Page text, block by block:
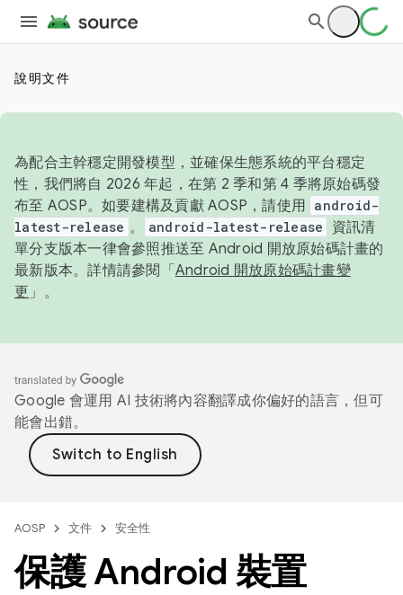
說明文件
為配合主幹穩定開發模型，並確保生態系統的平台穩定
性，我們將自 2026 年起，在第 2 季和第 4 季將原始碼發
布至 AOSP。如要建構及貢獻 AOSP，請使用 android-
latest-release 。 android-latest-release
資訊清
單分支版本一律會參照推送至 Android 開放原始碼計畫的
最新版本。詳情請參閱「 Android 開放原始碼計畫變
更 」。
Google 會運用 AI 技術將內容翻譯成你偏好的語言，但可
能會出錯。
AOSP 文件 安全性
保護 Android 裝置